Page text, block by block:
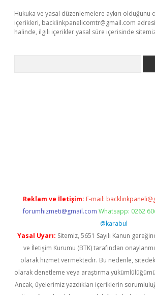
Hukuka ve yasal düzenlemelere aykırı olduğunu
içerikleri, backlinkpanelicomtr@gmail.com
halinde, ilgili içerikler yasal süre içerisinde
Reklam ve İletişim: E-mail:
forumhizmeti@gmail.com Whatsapp: 0262
@karabul
Yasal Uyarı: Sitemiz, 5651 Sayılı Kanun
ve İletişim Kurumu (BTK) tarafından
olarak hizmet vermektedir. Bu nedenle,
olarak denetleme veya araştırma
Ancak, üyelerimiz yazdıkları içeriklerin